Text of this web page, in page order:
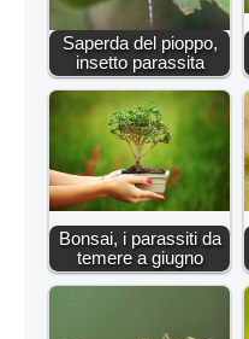
Saperda del pioppo,
insetto parassita
Bonsai, i parassiti da
temere a giugno